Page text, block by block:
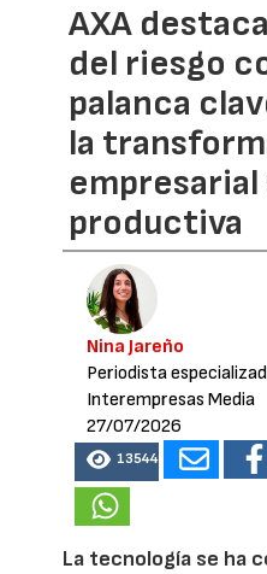
AXA
del riesgo
palanca
la
empresarial
productiva
Nina Jareño
Periodista
Interempresas Media
27/07/2026
13544
La tecnología se ha